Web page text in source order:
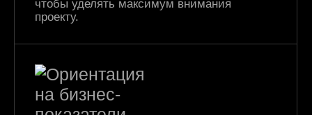
чтобы уделять максимум внимания
проекту.